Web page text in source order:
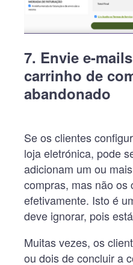
7. Envie e-
carrinho de
abandonado
Se os clientes
loja eletrónica, pode
adicionam um ou
compras, mas não os
efetivamente. Isto é
deve ignorar, pois
Muitas vezes, os
ou dois de concluir a